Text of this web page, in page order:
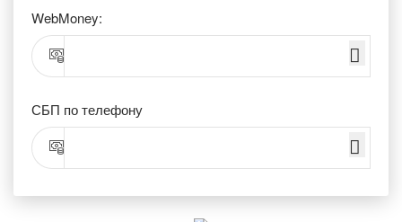
WebMoney:
СБП по телефону